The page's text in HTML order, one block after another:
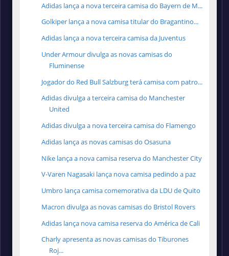
Adidas lança a nova terceira camisa do Bayern de M...
Golkiper lança a nova camisa titular do Bragantino...
Adidas lança a nova terceira camisa da Juventus
Under Armour divulga as novas camisas do
Fluminense
Jogador do Red Bull Salzburg terá camisa com patro...
Adidas divulga a terceira camisa do Manchester
United
Adidas divulga a nova terceira camisa do Flamengo
Adidas lança as novas camisas do Osasuna
Nike lança a nova camisa reserva do Manchester City
V-Varen Nagasaki lança nova camisa pedindo a paz
Umbro lança camisa comemorativa da LDU de Quito
Macron divulga as novas camisas do Bristol Rovers
Adidas lança nova camisa reserva do América de Cali
Charly apresenta as novas camisas do Tiburones
Roj...